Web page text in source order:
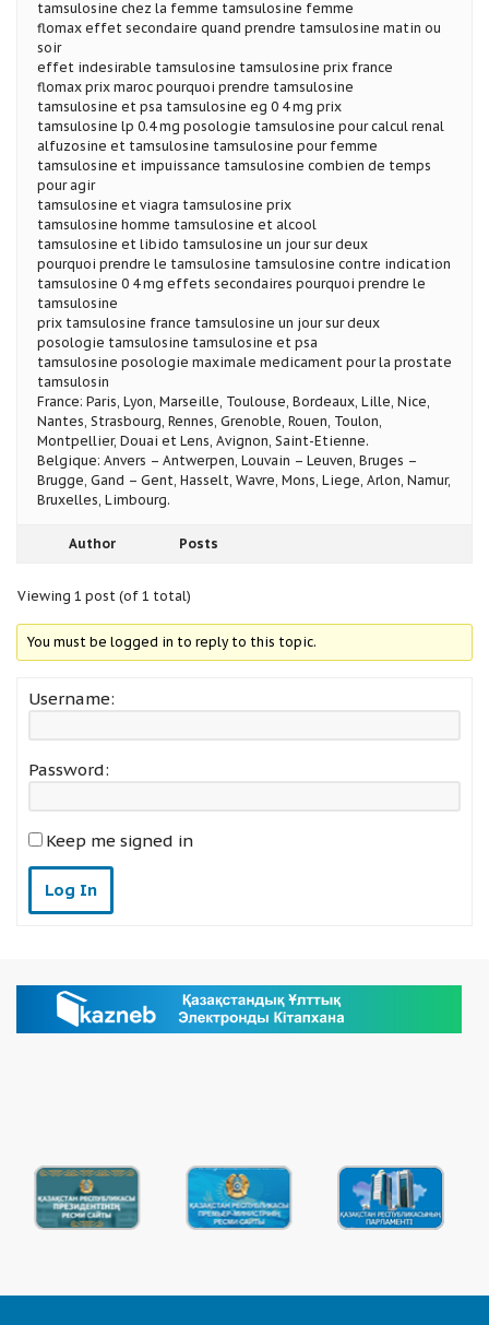
tamsulosine chez la femme tamsulosine femme
flomax effet secondaire quand prendre tamsulosine matin ou
soir
effet indesirable tamsulosine tamsulosine prix france
flomax prix maroc pourquoi prendre tamsulosine
tamsulosine et psa tamsulosine eg 0 4 mg prix
tamsulosine lp 0.4 mg posologie tamsulosine pour calcul renal
alfuzosine et tamsulosine tamsulosine pour femme
tamsulosine et impuissance tamsulosine combien de temps
pour agir
tamsulosine et viagra tamsulosine prix
tamsulosine homme tamsulosine et alcool
tamsulosine et libido tamsulosine un jour sur deux
pourquoi prendre le tamsulosine tamsulosine contre indication
tamsulosine 0 4 mg effets secondaires pourquoi prendre le
tamsulosine
prix tamsulosine france tamsulosine un jour sur deux
posologie tamsulosine tamsulosine et psa
tamsulosine posologie maximale medicament pour la prostate
tamsulosin
France: Paris, Lyon, Marseille, Toulouse, Bordeaux, Lille, Nice,
Nantes, Strasbourg, Rennes, Grenoble, Rouen, Toulon,
Montpellier, Douai et Lens, Avignon, Saint-Etienne.
Belgique: Anvers – Antwerpen, Louvain – Leuven, Bruges –
Brugge, Gand – Gent, Hasselt, Wavre, Mons, Liege, Arlon, Namur,
Bruxelles, Limbourg.
Author Posts
Viewing 1 post (of 1 total)
You must be logged in to reply to this topic.
Username:
Password:
Keep me signed in
Log In